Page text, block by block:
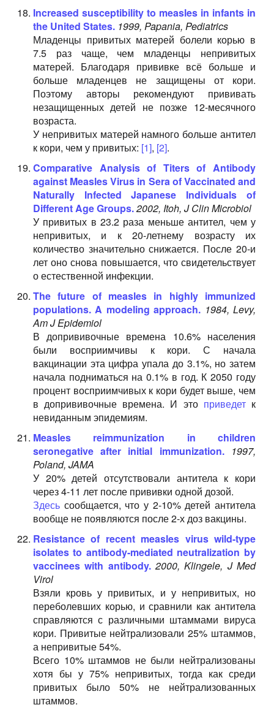
Increased susceptibility to measles in infants in
the United States. 1999, Papania, Pediatrics
Младенцы привитых матерей болели корью в
7.5 раз чаще, чем младенцы непривитых
матерей. Благодаря прививке всё больше и
больше младенцев не защищены от кори.
Поэтому авторы рекомендуют прививать
незащищенных детей не позже 12-месячного
возраста.
У непривитых матерей намного больше антител
к кори, чем у привитых: [1], [2].
Comparative Analysis of Titers of Antibody
against Measles Virus in Sera of Vaccinated and
Naturally Infected Japanese Individuals of
Different Age Groups.2002, Itoh, J Clin Microbiol
У привитых в 23.2 раза меньше антител, чем у
непривитых, и к 20-летнему возрасту их
количество значительно снижается. После 20-и
лет оно снова повышается, что свидетельствует
о естественной инфекции.
The future of measles in highly immunized
populations. A modeling approach. 1984, Levy,
Am J Epidemiol
В допрививочные времена 10.6% населения
были восприимчивы к кори. С начала
вакцинации эта цифра упала до 3.1%, но затем
начала подниматься на 0.1% в год. К 2050 году
процент восприимчивых к кори будет выше, чем
в допрививочные времена. И это приведетк
невиданным эпидемиям.
Measles reimmunization in children
seronegative after initial immunization. 1997,
Poland, JAMA
У 20% детей отсутствовали антитела к кори
через 4-11 лет после прививки одной дозой.
Здесьсообщается, что у 2-10% детей антитела
вообще не появляются после 2-х доз вакцины.
Resistance of recent measles virus wild-type
isolates to antibody-mediated neutralization by
vaccinees with antibody. 2000, Klingele, J Med
Virol
Взяли кровь у привитых, и у непривитых, но
переболевших корью, и сравнили как антитела
справляются с различными штаммами вируса
кори. Привитые нейтрализовали 25% штаммов,
а непривитые 54%.
Всего 10% штаммов не были нейтрализованы
хотя бы у 75% непривитых, тогда как среди
привитых было 50% не нейтрализованных
штаммов.